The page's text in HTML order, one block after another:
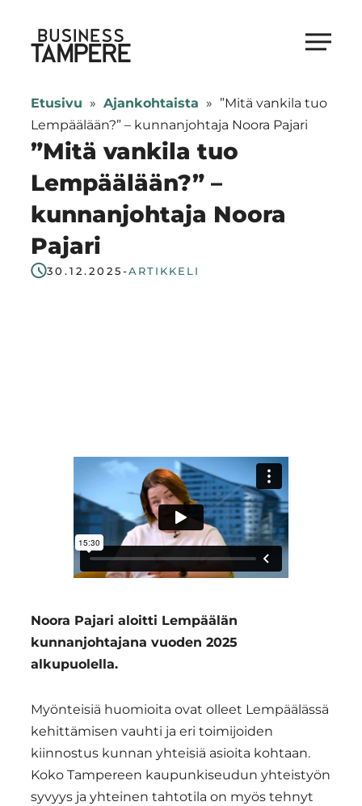
suoraan
sisältöön
Business Tampere
Tampere
supports
talents,
investors
and
entrepreneurs
making
a
Etusivu » Ajankohtaista » ”Mitä vankila tuo
Lempäälään?” – kunnanjohtaja Noora Pajari
”Mitä vankila tuo
Lempäälään?” –
kunnanjohtaja Noora
Pajari
30.12.2025-ARTIKKELI
Noora Pajari aloitti Lempäälän
kunnanjohtajana vuoden 2025
alkupuolella.
Myönteisiä huomioita ovat olleet Lempäälässä
kehittämisen vauhti ja eri toimijoiden
kiinnostus kunnan yhteisiä asioita kohtaan.
Koko Tampereen kaupunkiseudun yhteistyön
syvyys ja yhteinen tahtotila on myös tehnyt